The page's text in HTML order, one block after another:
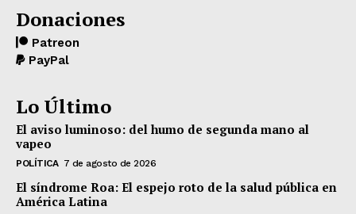
Donaciones
Patreon
PayPal
Lo Último
El aviso luminoso: del humo de segunda mano al
vapeo
POLÍTICA 7 de agosto de 2026
El síndrome Roa: El espejo roto de la salud pública en
América Latina